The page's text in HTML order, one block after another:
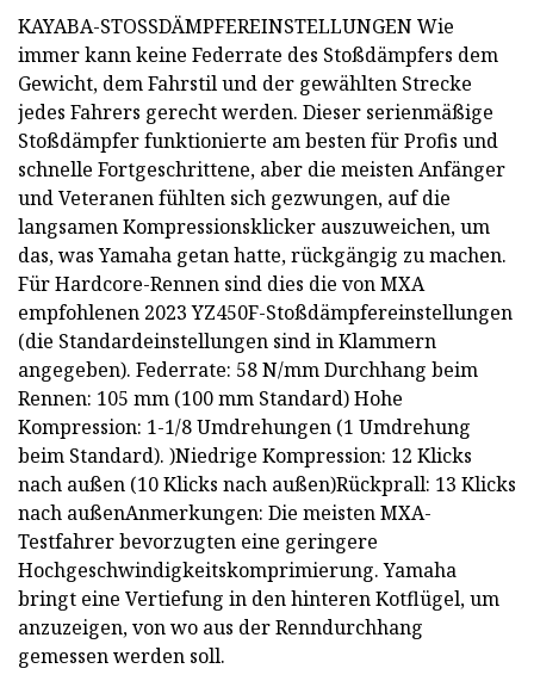
KAYABA-STOSSDÄMPFEREINSTELLUNGEN Wie
immer kann keine Federrate des Stoßdämpfers dem
Gewicht, dem Fahrstil und der gewählten Strecke
jedes Fahrers gerecht werden. Dieser serienmäßige
Stoßdämpfer funktionierte am besten für Profis und
schnelle Fortgeschrittene, aber die meisten Anfänger
und Veteranen fühlten sich gezwungen, auf die
langsamen Kompressionsklicker auszuweichen, um
das, was Yamaha getan hatte, rückgängig zu machen.
Für Hardcore-Rennen sind dies die von MXA
empfohlenen 2023 YZ450F-Stoßdämpfereinstellungen
(die Standardeinstellungen sind in Klammern
angegeben). Federrate: 58 N/mm Durchhang beim
Rennen: 105 mm (100 mm Standard) Hohe
Kompression: 1-1/8 Umdrehungen (1 Umdrehung
beim Standard). )Niedrige Kompression: 12 Klicks
nach außen (10 Klicks nach außen)Rückprall: 13 Klicks
nach außenAnmerkungen: Die meisten MXA-
Testfahrer bevorzugten eine geringere
Hochgeschwindigkeitskomprimierung. Yamaha
bringt eine Vertiefung in den hinteren Kotflügel, um
anzuzeigen, von wo aus der Renndurchhang
gemessen werden soll.